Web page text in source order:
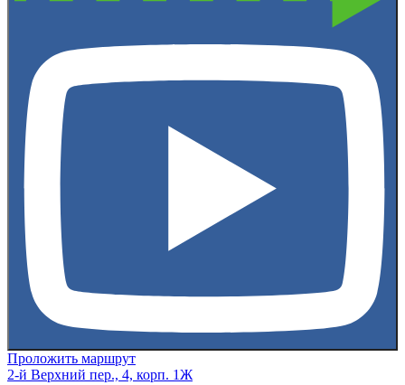
Проложить маршрут
2-й Верхний пер., 4, корп. 1Ж